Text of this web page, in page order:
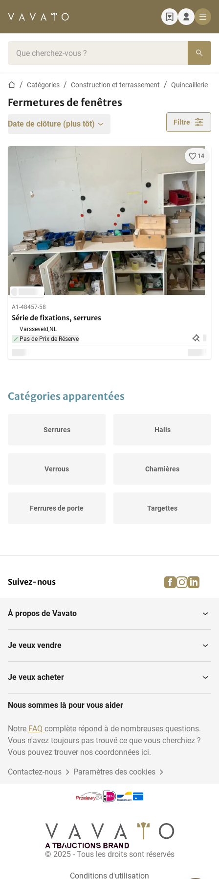
Page d'accueil
Catégories Construction et terrassement Quincaillerie
Fermetures de fenêtres
Date de clôture (plus tôt) Filtre
14
A1-48457-58
Série de fixations, serrures
Varsseveld,NL
Pas de Prix de Réserve
Catégories apparentées
Serrures Halls
Verrous Charnières
Ferrures de porte Targettes
Suivez-nous facebook
À propos de Vavato
Je veux vendre
Je veux acheter
Nous sommes là pour vous aider
Notre FAQ complète répond à de nombreuses questions.
Vous n'avez toujours pas trouvé ce que vous cherchiez ?
Vous pouvez trouver nos coordonnées ici.
Contactez-nous Paramètres des cookies
© 2025 - Tous les droits sont réservés
Conditions d'utilisation